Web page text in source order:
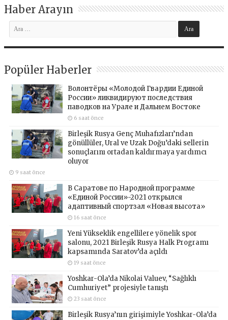
Haber Arayın
Popüler Haberler
Волонтёры «Молодой Гвардии Единой
России» ликвидируют последствия
паводков на Урале и Дальнем Востоке
6 saat önce
Birleşik Rusya Genç Muhafızları’ndan
gönüllüler, Ural ve Uzak Doğu’daki sellerin
sonuçlarını ortadan kaldırmaya yardımcı
oluyor
9 saat önce
В Саратове по Народной программе
«Единой России»-2021 открылся
адаптивный спортзал «Новая высота»
16 saat önce
Yeni Yükseklik engellilere yönelik spor
salonu, 2021 Birleşik Rusya Halk Programı
kapsamında Saratov’da açıldı
19 saat önce
Yoshkar-Ola’da Nikolai Valuev, “Sağlıklı
Cumhuriyet” projesiyle tanıştı
23 saat önce
Birleşik Rusya’nın girişimiyle Yoshkar-Ola’da